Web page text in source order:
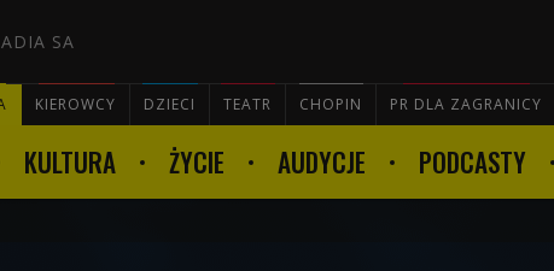
SA
KIEROWCY DZIECI TEATR CHOPIN PR DLA ZAGRANICY

KULTURA ŻYCIE AUDYCJE PODCASTY